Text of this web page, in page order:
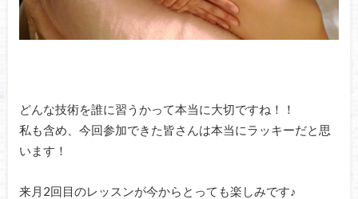
どんな技術を誰に習うかって本当に大切ですね！！
私も含め、今回参加できた皆さんは本当にラッキーだと思
います！
来月2回目のレッスンが今からとっても楽しみです♪